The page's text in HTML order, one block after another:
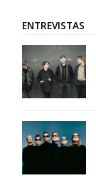
ENTREVISTAS